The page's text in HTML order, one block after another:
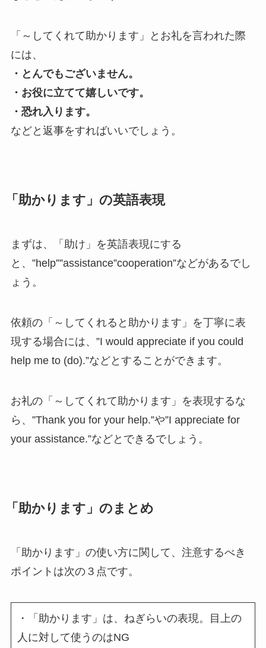
「～してくれて助かります」とお礼を言われた際
には、
・とんでもございません。
・お役に立てて嬉しいです。
・恐れ入ります。
などと返事をすればいいでしょう。
「助かります」の英語表現
まずは、「助け」を英語表現にする
と、”help””assistance”cooperation”などがあるでし
ょう。
依頼の「～してくれると助かります」を丁寧に表
現する場合には、”I would appreciate if you could
help me to (do).”などとすることができます。
お礼の「～してくれて助かります」を表現するな
ら、”Thank you for your help.”や”I appreciate for
your assistance.”などとできるでしょう。
「助かります」のまとめ
「助かります」の使い方に関して、注意するべき
ポイントは次の３点です。
・「助かります」は、ねぎらいの表現。目上の
人に対して使うのはNG